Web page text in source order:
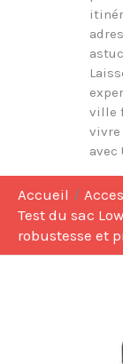
ville
vivre
avec
Accueil
Test du sac
robustesse et